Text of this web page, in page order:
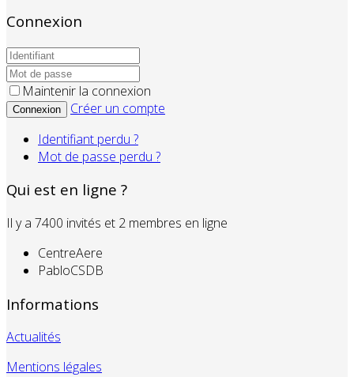
Connexion
Maintenir la connexion
Connexion
Créer un compte
Identifiant perdu ?
Mot de passe perdu ?
Qui est en ligne ?
Il y a 7400 invités et 2 membres en ligne
CentreAere
PabloCSDB
Informations
Actualités
Mentions légales